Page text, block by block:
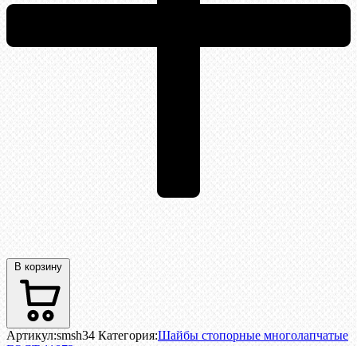
В корзину
Артикул:smsh34 Категория:Шайбы стопорные многолапчатые